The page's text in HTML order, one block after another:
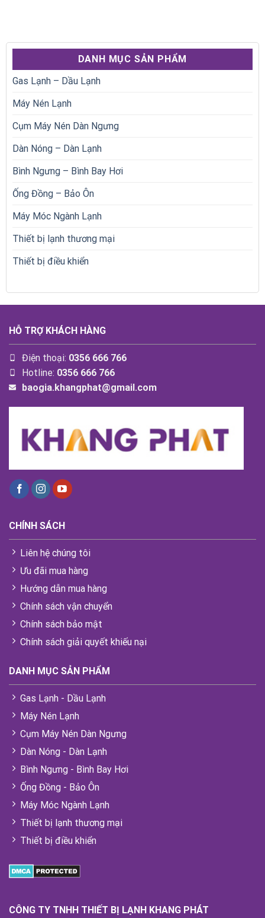
DANH MỤC SẢN PHẨM
Gas Lạnh – Dầu Lạnh
Máy Nén Lạnh
Cụm Máy Nén Dàn Ngưng
Dàn Nóng – Dàn Lạnh
Bình Ngưng – Bình Bay Hơi
Ống Đồng – Bảo Ôn
Máy Móc Ngành Lạnh
Thiết bị lạnh thương mại
Thiết bị điều khiển
HỖ TRỢ KHÁCH HÀNG
Điện thoại: 0356 666 766
Hotline: 0356 666 766
baogia.khangphat@gmail.com
CHÍNH SÁCH
Liên hệ chúng tôi
Ưu đãi mua hàng
Hướng dẫn mua hàng
Chính sách vận chuyển
Chính sách bảo mật
Chính sách giải quyết khiếu nại
DANH MỤC SẢN PHẨM
Gas Lạnh - Dầu Lạnh
Máy Nén Lạnh
Cụm Máy Nén Dàn Ngưng
Dàn Nóng - Dàn Lạnh
Bình Ngưng - Bình Bay Hơi
Ống Đồng - Bảo Ôn
Máy Móc Ngành Lạnh
Thiết bị lạnh thương mại
Thiết bị điều khiển
CÔNG TY TNHH THIẾT BỊ LẠNH KHANG PHÁT